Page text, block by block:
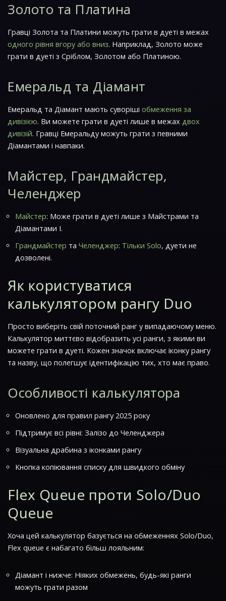
Золото та Платина
Гравці Золота та Платини можуть грати в дуеті в межах
одного рівня вгору або вниз. Наприклад, Золото може
грати в дуеті з Сріблом, Золотом або Платиною.
Емеральд та Діамант
Емеральд та Діамант мають суворіші обмеження за
дивізією. Ви можете грати в дуеті лише в межах двох
дивізій. Гравці Емеральду можуть грати з певними
Діамантами і навпаки.
Майстер, Грандмайстер,
Челенджер
Майстер: Може грати в дуеті лише з Майстрами та
Діамантами I.
Грандмайстер та Челенджер: Тільки Solo, дуети не
дозволені.
Як користуватися
калькулятором рангу Duo
Просто виберіть свій поточний ранг у випадаючому меню.
Калькулятор миттєво відобразить усі ранги, з якими ви
можете грати в дуеті. Кожен значок включає іконку рангу
та назву, що полегшує ідентифікацію тих, хто має право.
Особливості калькулятора
Оновлено для правил рангу 2025 року
Підтримує всі рівні: Залізо до Челенджера
Візуальна драбина з іконками рангу
Кнопка копіювання списку для швидкого обміну
Flex Queue проти Solo/Duo
Queue
Хоча цей калькулятор базується на обмеженнях Solo/Duo,
Flex queue є набагато більш лояльним:
Діамант і нижче: Ніяких обмежень, будь-які ранги
можуть грати разом